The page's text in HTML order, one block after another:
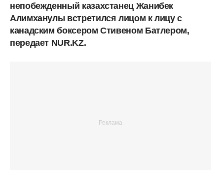
непобежденный казахстанец Жанибек
Алимханулы встретился лицом к лицу с
канадским боксером Стивеном Батлером,
передает NUR.KZ.